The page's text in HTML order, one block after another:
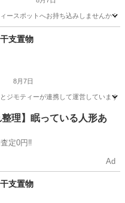
ポットへお持ち込みしませんか？
支置物
8月7日
ジモティーが連携して運営してい
ース
整理】眠っている人形あ
定0円‼️
Ad
支置物